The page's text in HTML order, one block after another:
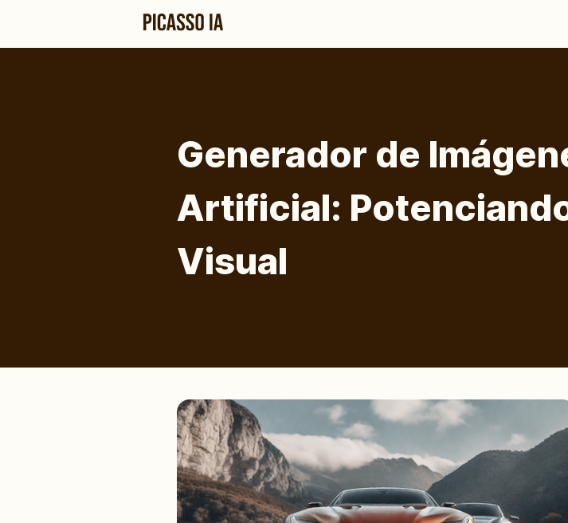
Generador de
Artificial:
Visual